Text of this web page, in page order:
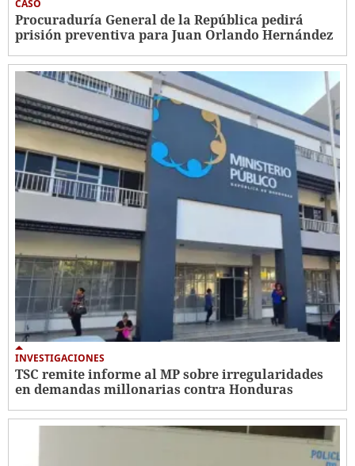
CASO
Procuraduría General de la República pedirá
prisión preventiva para Juan Orlando Hernández
INVESTIGACIONES
TSC remite informe al MP sobre irregularidades
en demandas millonarias contra Honduras